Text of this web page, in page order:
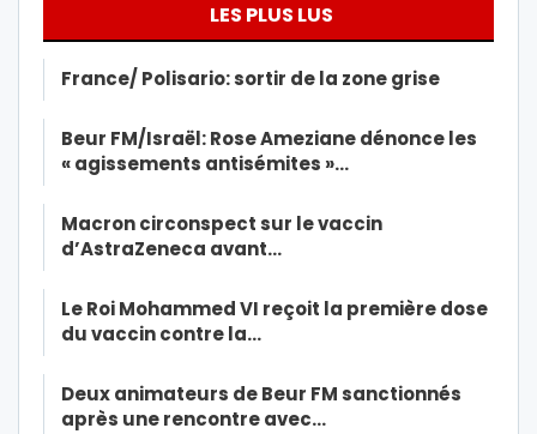
LES PLUS LUS
France/ Polisario: sortir de la zone grise
Beur FM/Israël: Rose Ameziane dénonce les
« agissements antisémites »…
Macron circonspect sur le vaccin
d’AstraZeneca avant…
Le Roi Mohammed VI reçoit la première dose
du vaccin contre la…
Deux animateurs de Beur FM sanctionnés
après une rencontre avec…